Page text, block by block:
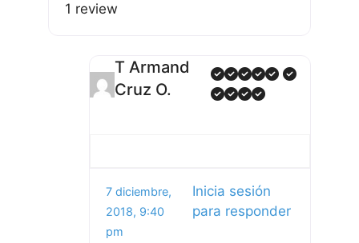
1 review
T Armand
Cruz O.
7 diciembre,
2018, 9:40
pm
Inicia sesión
para responder